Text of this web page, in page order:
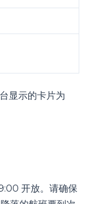
显示的卡片为
开放。请确保